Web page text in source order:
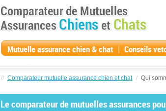
Mutuelle assurance chien & chat | Conseils
// Comparateur mutuelle assurance chien et chat / Qui
Le comparateur de mutuelles assurances